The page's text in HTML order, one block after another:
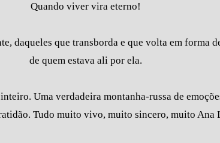
Quando viver vira eterno!
daqueles que transborda e que volta em forma
de quem estava ali por ela.
Uma verdadeira montanha-russa de
Tudo muito vivo, muito sincero, muito Ana